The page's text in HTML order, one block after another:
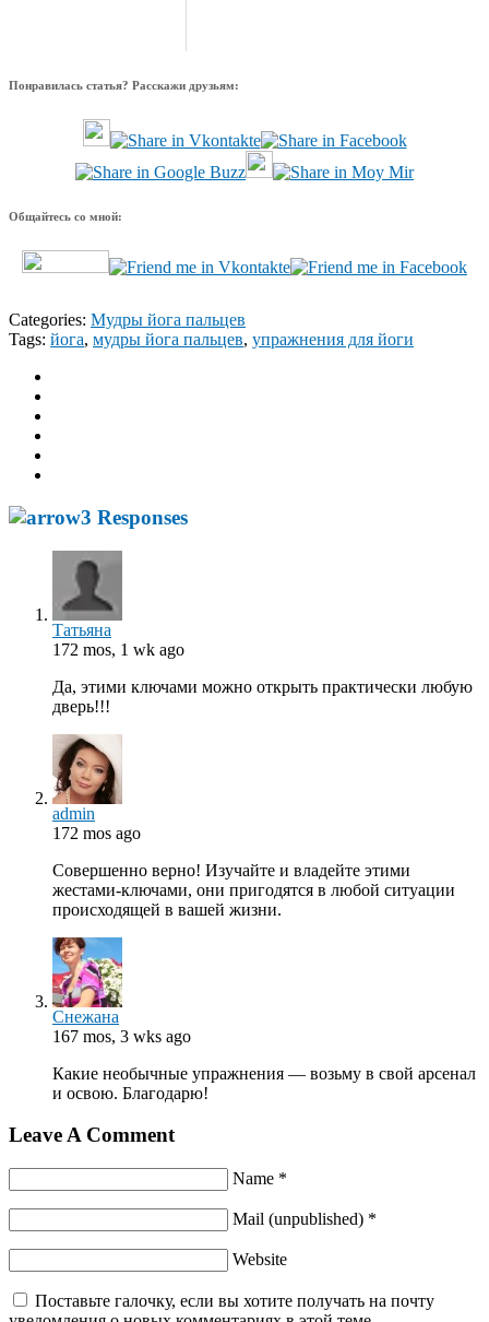
Понравилась статья? Расскажи друзьям:
Общайтесь со мной:
Categories: Мудры йога пальцев
Tags: йога, мудры йога пальцев, упражнения для йоги
3 Responses
Татьяна
172 mos, 1 wk ago
Да, этими ключами можно открыть практически любую
дверь!!!
admin
172 mos ago
Совершенно верно! Изучайте и владейте этими
жестами-ключами, они пригодятся в любой ситуации
происходящей в вашей жизни.
Снежана
167 mos, 3 wks ago
Какие необычные упражнения — возьму в свой арсенал
и освою. Благодарю!
Leave A Comment
Name *
Mail (unpublished) *
Website
Поставьте галочку, если вы хотите получать на почту